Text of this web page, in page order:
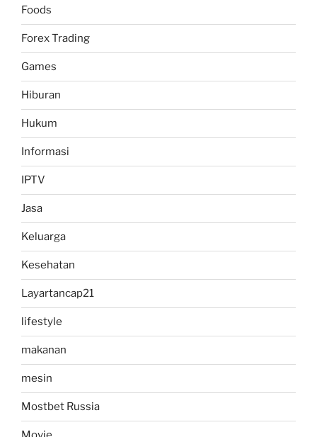
Foods
Forex Trading
Games
Hiburan
Hukum
Informasi
IPTV
Jasa
Keluarga
Kesehatan
Layartancap21
lifestyle
makanan
mesin
Mostbet Russia